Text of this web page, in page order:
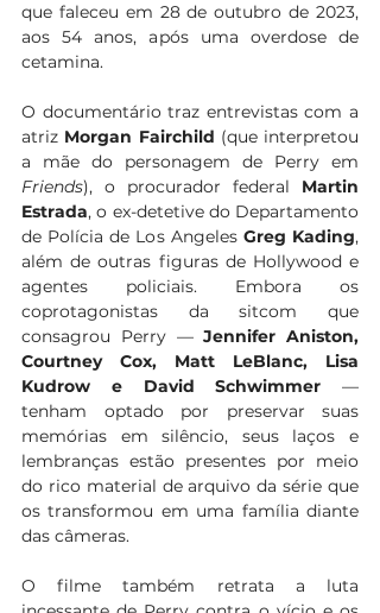
que faleceu em 28 de outubro de 2023,
aos 54 anos, após uma overdose de
cetamina.
O documentário traz entrevistas com a
atriz Morgan Fairchild (que interpretou
Friends), o procurador federal Martin
Estrada, o ex-detetive do Departamento
de Polícia de Los Angeles Greg Kading,
além de outras figuras de Hollywood e
agentes policiais. Embora os
coprotagonistas da sitcom que
consagrou Perry — Jennifer Aniston,
Courtney Cox, Matt LeBlanc, Lisa
Kudrow e David Schwimmer —
tenham optado por preservar suas
memórias em silêncio, seus laços e
lembranças estão presentes por meio
do rico material de arquivo da série que
os transformou em uma família diante
das câmeras.
O filme também retrata a luta